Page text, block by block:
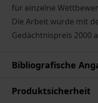
für einzelne
Die Arbeit wurde mit
Gedächtnispreis 2000
Bibliografische
Produktsicherheit